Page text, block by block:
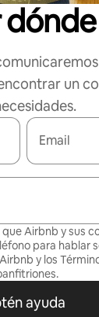
un
Email
Airbnb y sus
para hablar
y los
.
ayuda